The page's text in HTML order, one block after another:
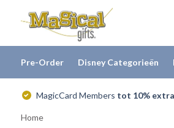
Pre-Order Disney Categorieën
MagicCard Members tot 10%
Home